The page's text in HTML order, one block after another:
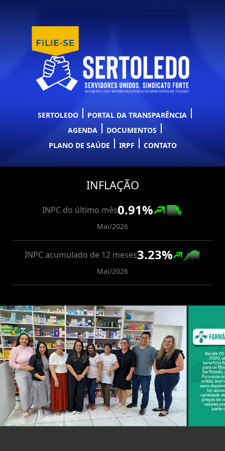
SERTOLEDO
PORTAL DA TRANSPARÊNCIA
AGENDA
DOCUMENTOS
PLANO DE SAÚDE
IRPF CONTATO
INFLAÇÃO
INPC do último mês0.91%
Mai/2026
INPC acumulado de 12 meses3.23%
Mai/2026